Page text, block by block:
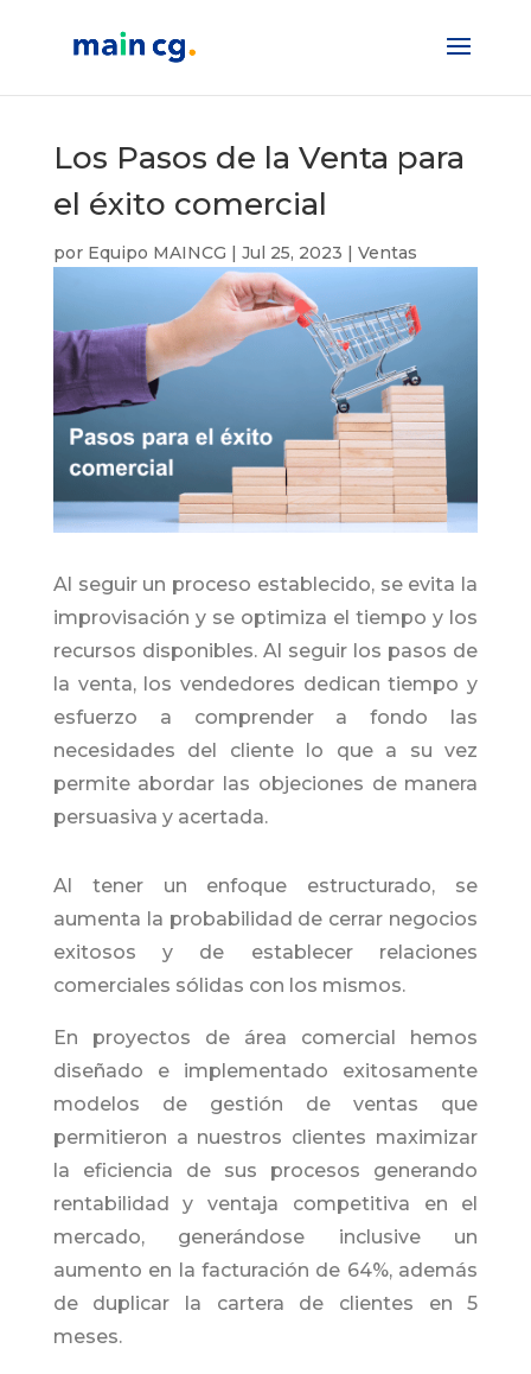
Los Pasos de la Venta para
el éxito comercial
por Equipo MAINCG | Jul 25, 2023 | Ventas
Al seguir un proceso establecido, se evita la
improvisación y se optimiza el tiempo y los
recursos disponibles. Al seguir los pasos de
la venta, los vendedores dedican tiempo y
esfuerzo a comprender a fondo las
necesidades del cliente lo que a su vez
permite abordar las objeciones de manera
persuasiva y acertada.
Al tener un enfoque estructurado, se
aumenta la probabilidad de cerrar negocios
exitosos y de establecer relaciones
comerciales sólidas con los mismos.
En proyectos de área comercial hemos
diseñado e implementado exitosamente
modelos de gestión de ventas que
permitieron a nuestros clientes maximizar
la eficiencia de sus procesos generando
rentabilidad y ventaja competitiva en el
mercado, generándose inclusive un
aumento en la facturación de 64%, además
de duplicar la cartera de clientes en 5
meses.